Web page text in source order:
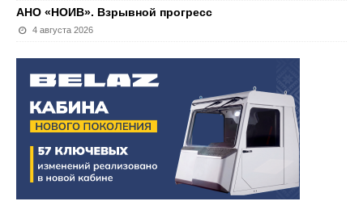
АНО «НОИВ». Взрывной прогресс
4 августа 2026